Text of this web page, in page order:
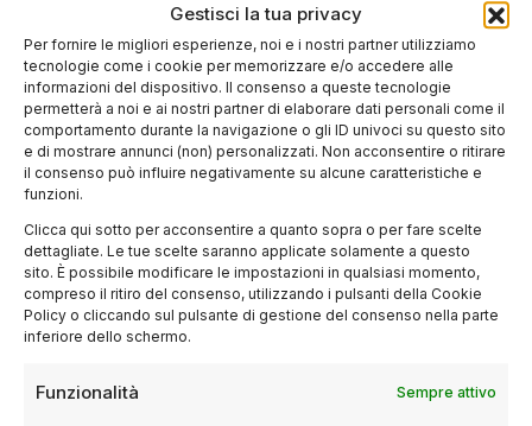
Gestisci la tua privacy
Per fornire le migliori esperienze, noi e i nostri partner utilizziamo
tecnologie come i cookie per memorizzare e/o accedere alle
informazioni del dispositivo. Il consenso a queste tecnologie
permetterà a noi e ai nostri partner di elaborare dati personali come il
comportamento durante la navigazione o gli ID univoci su questo sito
e di mostrare annunci (non) personalizzati. Non acconsentire o ritirare
il consenso può influire negativamente su alcune caratteristiche e
funzioni.
Clicca qui sotto per acconsentire a quanto sopra o per fare scelte
dettagliate. Le tue scelte saranno applicate solamente a questo
sito. È possibile modificare le impostazioni in qualsiasi momento,
compreso il ritiro del consenso, utilizzando i pulsanti della Cookie
Policy o cliccando sul pulsante di gestione del consenso nella parte
inferiore dello schermo.
Funzionalità Sempre attivo
EVENTI